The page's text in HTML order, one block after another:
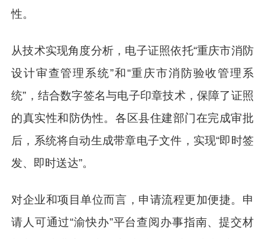
性。
从技术实现角度分析，电子证照依托“重庆市消防
设计审查管理系统”和“重庆市消防验收管理系
统”，结合数字签名与电子印章技术，保障了证照
的真实性和防伪性。各区县住建部门在完成审批
后，系统将自动生成带章电子文件，实现“即时签
发、即时送达”。
对企业和项目单位而言，申请流程更加便捷。申
请人可通过“渝快办”平台查阅办事指南、提交材